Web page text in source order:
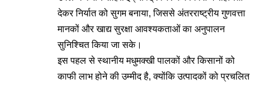
देकर निर्यात को सुगम बनाया, जिससे अंतरराष्ट्रीय गुणवत्ता
मानकों और खाद्य सुरक्षा आवश्यकताओं का अनुपालन
सुनिश्चित किया जा सके।
इस पहल से स्थानीय मधुमक्खी पालकों और किसानों को
काफी लाभ होने की उम्मीद है, क्योंकि उत्पादकों को प्रचलित